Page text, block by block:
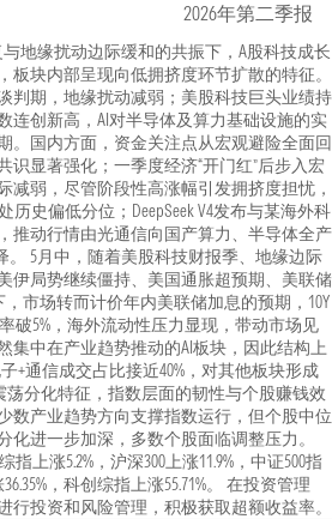
2026年第二季报
地缘扰动边际缓和的共振下，A股科技成长
板块内部呈现向低拥挤度环节扩散的特征。
判期，地缘扰动减弱；美股科技巨头业绩持
连创新高，AI对半导体及算力基础设施的实
。国内方面，资金关注点从宏观避险全面回
识显著强化；一季度经济“开门红”后步入宏
减弱，尽管阶段性高涨幅引发拥挤度担忧，
历史偏低分位；DeepSeek V4发布与某海外科
推动行情由光通信向国产算力、半导体全产
。 5月中，随着美股科技财报季、地缘边际
伊局势继续僵持、美国通胀超预期、美联储
，市场转而计价年内美联储加息的预期，10Y
率破5%，海外流动性压力显现，带动市场见
集中在产业趋势推动的AI板块，因此结构上
+通信成交占比接近40%，对其他板块形成
荡分化特征，指数层面的韧性与个股赚钱效
数产业趋势方向支撑指数运行，但个股中位
化进一步加深，多数个股面临调整压力。
上涨5.2%，沪深300上涨11.9%，中证500指
，科创综指上涨55.71%。 在投资管理
行投资和风险管理，积极获取超额收益率。